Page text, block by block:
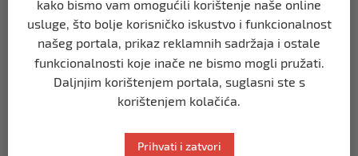
Brod “Mikeno” probio izraelsku blokadu
i uplovio u Gazu – kapetan iz Sarajeva
vijori zastavu BiH
prije 10 mjeseci
nekoliko eksplozija: Ima žrtava,
policijske snage na terenu
kako bismo vam omogućili korištenje naše online
usluge, što bolje korisničko iskustvo i funkcionalnost
našeg portala, prikaz reklamnih sadržaja i ostale
funkcionalnosti koje inače ne bismo mogli pružati.
Daljnjim korištenjem portala, suglasni ste s
korištenjem kolačića.
Prihvati i zatvori